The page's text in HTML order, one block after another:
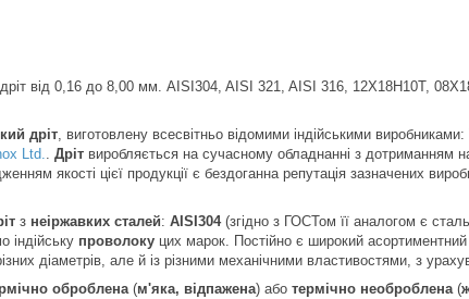
дріт від 0,16 до 8,00 мм. AISI304, AISI 321, AISI 316, 12Х18Н10Т,
дріт, виготовлену всесвітньо відомими індійськими виробниками:
Ltd.. Дріт виробляється на сучасному обладнанні з дотриманням
якості цієї продукції є бездоганна репутація зазначених
з неіржавких сталей: AISI304(згідно з ГОСТом її аналогом є
індійську проволоку цих марок. Постійно є широкий
діаметрів, але й із різними механічними властивостями, з
оброблена(м'яка, відпажена) або термічно необроблена(